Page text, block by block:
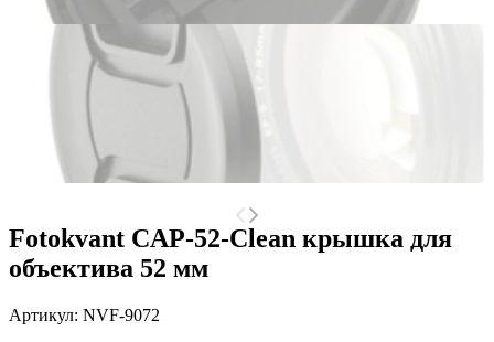
Fotokvant CAP-52-Clean крышка для
объектива 52 мм
Артикул: NVF-9072